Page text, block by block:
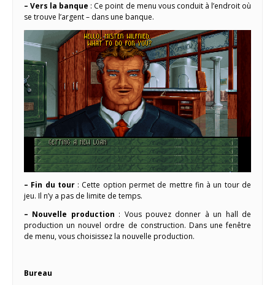
– Vers la banque : Ce point de menu vous conduit à l’endroit où
se trouve l’argent – dans une banque.
– Fin du tour: Cette option permet de mettre fin à un tour de
jeu. Il n’y a pas de limite de temps.
– Nouvelle production : Vous pouvez donner à un hall de
production un nouvel ordre de construction. Dans une fenêtre
de menu, vous choisissez la nouvelle production.
Bureau